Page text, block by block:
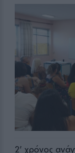
2' χρόνος